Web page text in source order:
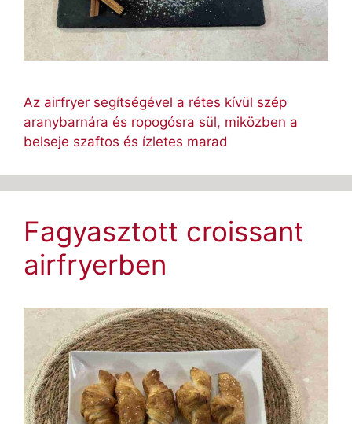
Az airfryer segítségével a rétes kívül szép
aranybarnára és ropogósra sül, miközben a
belseje szaftos és ízletes marad
Fagyasztott croissant
airfryerben